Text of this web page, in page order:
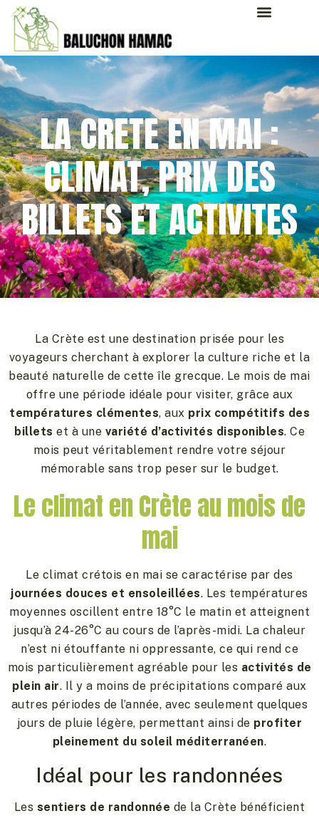
LA CRETE EN MAI :
CLIMAT, PRIX DES
BILLETS ET ACTIVITES
La Crète est une destination prisée pour les
voyageurs cherchant à explorer la culture riche et la
beauté naturelle de cette île grecque. Le mois de mai
offre une période idéale pour visiter, grâce aux
températures clémentes, aux prix compétitifs des
billets et à une variété d’activités disponibles. Ce
mois peut véritablement rendre votre séjour
mémorable sans trop peser sur le budget.
Le climat en Crète au mois de
mai
Le climat crétois en mai se caractérise par des
journées douces et ensoleillées. Les températures
moyennes oscillent entre 18°C le matin et atteignent
jusqu’à 24-26°C au cours de l’après-midi. La chaleur
n’est ni étouffante ni oppressante, ce qui rend ce
mois particulièrement agréable pour les activités de
plein air. Il y a moins de précipitations comparé aux
autres périodes de l’année, avec seulement quelques
jours de pluie légère, permettant ainsi de profiter
pleinement du soleil méditerranéen.
Idéal pour les randonnées
Les sentiers de randonnée de la Crète bénéficient